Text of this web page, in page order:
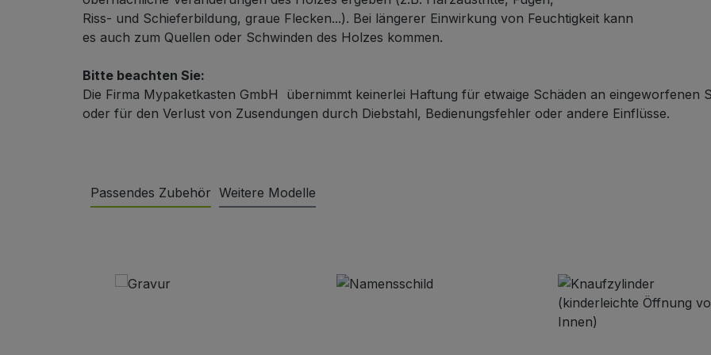
Riss- und Schieferbildung, graue Flecken...). Bei längerer Einwirkung von Feuchtigkeit kann
es auch zum Quellen oder Schwinden des Holzes kommen.
Bitte beachten Sie:
Die Firma Mypaketkasten GmbH übernimmt keinerlei Haftung für etwaige Schäden an eingeworfenen
oder für den Verlust von Zusendungen durch Diebstahl, Bedienungsfehler oder andere Einflüsse.
Passendes Zubehör Weitere Modelle